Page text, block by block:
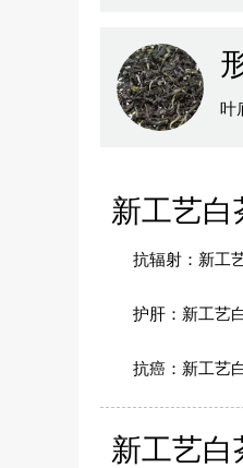
叶
新工艺白
抗辐射： 新工
护肝： 新工艺
抗癌： 新工艺
新工艺白